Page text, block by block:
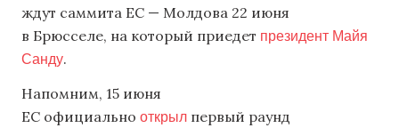
ждут саммита ЕС — Молдова 22 июня
в Брюсселе, на который приедет президент Майя
Санду.
Напомним, 15 июня
ЕС официально открыл первый раунд